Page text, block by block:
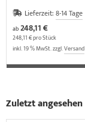
Lieferzeit: 8-14 Tage
ab248,11 €
248,11 € pro Stück
inkl. 19 % MwSt. zzgl.Versand
Zuletzt angesehen